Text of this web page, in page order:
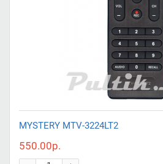
MYSTERY MTV-3224LT2
550.00р.